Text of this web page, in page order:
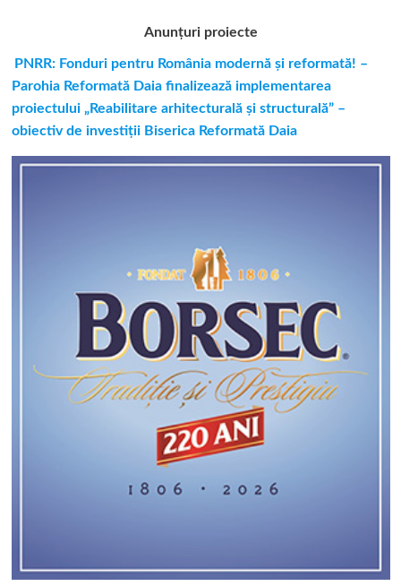
Anunțuri proiecte
PNRR: Fonduri pentru România modernă și reformată! –
Parohia Reformată Daia finalizează implementarea
proiectului „Reabilitare arhitecturală și structurală” –
obiectiv de investiții Biserica Reformată Daia